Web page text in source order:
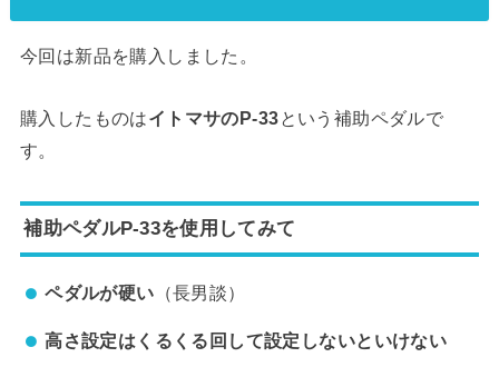
今回は新品を購入しました。
購入したものはイトマサのP-33という補助ペダルで
す。
補助ペダルP-33を使用してみて
ペダルが硬い （長男談）
高さ設定はくるくる回して設定しないといけない